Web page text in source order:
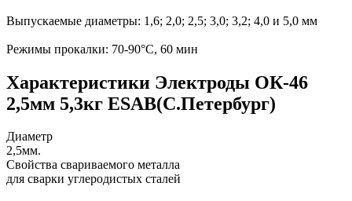
Выпускаемые диаметры: 1,6; 2,0; 2,5; 3,0; 3,2; 4,0 и 5,0 мм
Режимы прокалки: 70-90°С, 60 мин
Характеристики Электроды ОК-46
2,5мм 5,3кг ESAB(С.Петербург)
Диаметр
2,5мм.
Свойства свариваемого металла
для сварки углеродистых сталей